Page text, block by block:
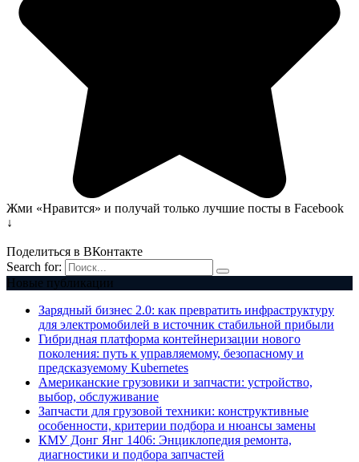
Жми «Нравится» и получай только лучшие посты в Facebook
↓
Поделиться в ВКонтакте
Search for:
Новые публикации
Зарядный бизнес 2.0: как превратить инфраструктуру
для электромобилей в источник стабильной прибыли
Гибридная платформа контейнеризации нового
поколения: путь к управляемому, безопасному и
предсказуемому Kubernetes
Американские грузовики и запчасти: устройство,
выбор, обслуживание
Запчасти для грузовой техники: конструктивные
особенности, критерии подбора и нюансы замены
КМУ Донг Янг 1406: Энциклопедия ремонта,
диагностики и подбора запчастей